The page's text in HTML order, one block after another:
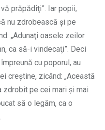
prăpădiţi”. Iar popii,
nu zdrobească şi pe
„Adunaţi oasele zeilor
ca să-i vindecaţi”. Deci
cu poporul, au
creştine, zicând: „Această
pe cei mari şi mai
să o legăm, ca o